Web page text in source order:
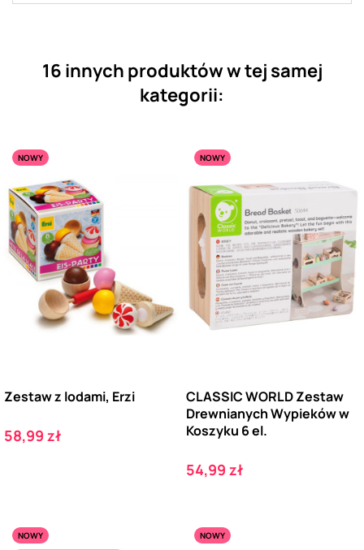
16 innych produktów w tej samej
kategorii:
NOWY
Zestaw z lodami, Erzi
Cena
58,99 zł
NOWY
CLASSIC WORLD Zestaw
Drewnianych Wypieków w
Koszyku 6 el.
Cena
54,99 zł
NOWY
NOWY